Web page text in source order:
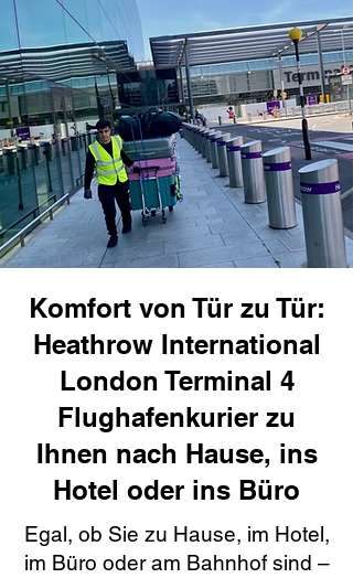
Komfort von Tür zu Tür:
Heathrow International
London Terminal 4
Flughafenkurier zu
Ihnen nach Hause, ins
Hotel oder ins Büro
Egal, ob Sie zu Hause, im Hotel,
im Büro oder am Bahnhof sind –